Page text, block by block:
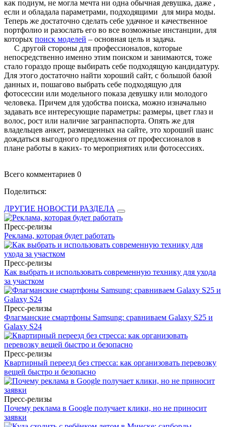
как подиум, не могла мечта ни одна обычная девушка, даже ,
если и обладала параметрами, подходящими для мира моды.
Теперь же достаточно сделать себе удачное и качественное
портфолио и разослать его во все возможные инстанции, для
которых поиск моделей ­ – основная цель и задача.
С другой стороны для профессионалов, которые
непосредственно именно этим поиском и занимаются, тоже
стало гораздо проще выбирать себе подходящую кандидатуру.
Для этого достаточно найти хороший сайт, с большой базой
данных и, пошагово выбрать себе подходящую для
фотосессии или модельного показа девушку или молодого
человека. Причем для удобства поиска, можно изначально
задавать все интересующие параметры: размеры, цвет глаз и
волос, рост или наличие загранпаспорта. Опять же для
владельцев анкет, размещенных на сайте, это хороший шанс
дождаться выгодного предложения от профессионалов в
плане работы в каких- то мероприятиях или фотосессиях.
Всего комментариев 0
Поделиться:
ДРУГИЕ НОВОСТИ РАЗДЕЛА
Пресс-релизы
Реклама, которая будет работать
Пресс-релизы
Как выбрать и использовать современную технику для ухода
за участком
Пресс-релизы
Флагманские смартфоны Samsung: сравниваем Galaxy S25 и
Galaxy S24
Пресс-релизы
Квартирный переезд без стресса: как организовать перевозку
вещей быстро и безопасно
Пресс-релизы
Почему реклама в Google получает клики, но не приносит
заявки